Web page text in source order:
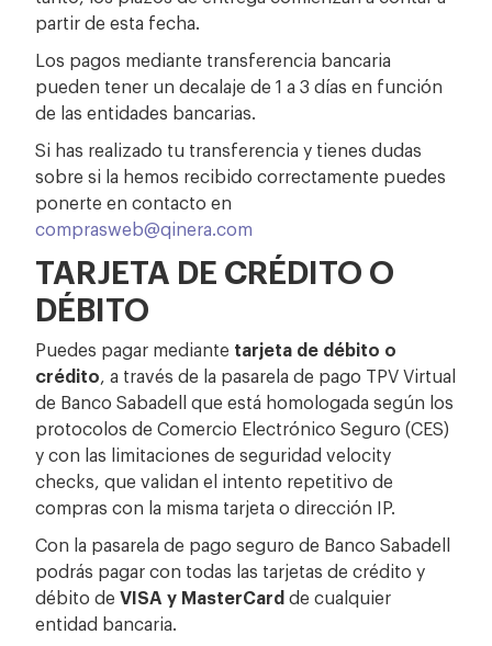
partir de esta fecha.
Los pagos mediante transferencia bancaria
pueden tener un decalaje de 1 a 3 días en función
de las entidades bancarias.
Si has realizado tu transferencia y tienes dudas
sobre si la hemos recibido correctamente puedes
ponerte en contacto en
comprasweb@qinera.com
TARJETA DE CRÉDITO O
DÉBITO
Puedes pagar mediante tarjeta de débito o
crédito, a través de la pasarela de pago TPV Virtual
de Banco Sabadell que está homologada según los
protocolos de Comercio Electrónico Seguro (CES)
y con las limitaciones de seguridad velocity
checks, que validan el intento repetitivo de
compras con la misma tarjeta o dirección IP.
Con la pasarela de pago seguro de Banco Sabadell
podrás pagar con todas las tarjetas de crédito y
débito deVISA y MasterCardde cualquier
entidad bancaria.